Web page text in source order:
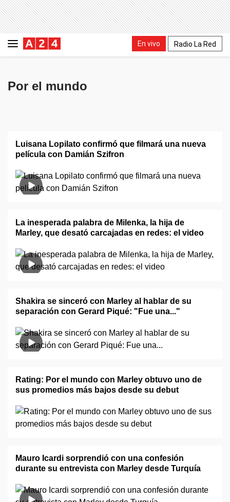
En vivo Radio La Red
Por el mundo
Luisana Lopilato confirmó que filmará una nueva
película con Damián Szifron
La inesperada palabra de Milenka, la hija de
Marley, que desató carcajadas en redes: el video
Shakira se sinceró con Marley al hablar de su
separación con Gerard Piqué: "Fue una..."
Rating: Por el mundo con Marley obtuvo uno de
sus promedios más bajos desde su debut
Mauro Icardi sorprendió con una confesión
durante su entrevista con Marley desde Turquía